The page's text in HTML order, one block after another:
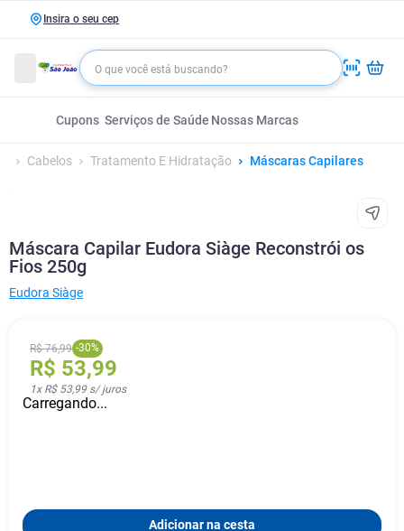
Insira o seu cep
Cupons Serviços de Saúde Nossas Marcas
Cabelos Tratamento E Hidratação Máscaras Capilares
Máscara Capilar Eudora Siàge Reconstrói os
Fios 250g
Eudora Siàge
R$ 76,99 -30%
R$ 53,99
1x R$ 53,99s/ juros
Carregando...
Adicionar na cesta